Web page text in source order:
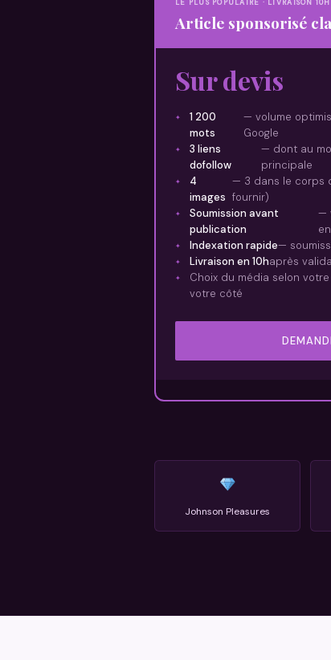
LE PLUS POPULAIRE · LIVRAISON 10H
Article sponsorisé
Sur devis
1 200
mots
— volume
Google
3 liens
dofollow
— dont au
principale
4
images
— 3 dans le corps
fournir)
Soumission avant
publication
—
Indexation rapide—
Livraison en 10haprès
Choix du média selon
votre côté
Johnson Pleasures